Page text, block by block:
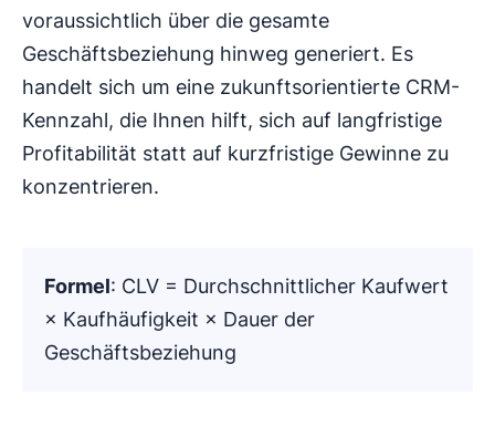
voraussichtlich über die gesamte
Geschäftsbeziehung hinweg generiert. Es
handelt sich um eine zukunftsorientierte CRM-
Kennzahl, die Ihnen hilft, sich auf langfristige
Profitabilität statt auf kurzfristige Gewinne zu
konzentrieren.
Formel: CLV = Durchschnittlicher Kaufwert
× Kaufhäufigkeit × Dauer der
Geschäftsbeziehung